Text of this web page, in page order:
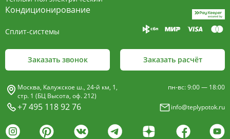
+7 495 118 92 76
Кондиционирование
Сплит-системы
Заказать звонок Заказать расчёт
Москва, Калужское ш., 24-й км, 1,
стр. 1 (БЦ Высота, оф. 212)
+7 495 118 92 76
пн-вс: 9:00 — 18:00
info@teplypotok.ru